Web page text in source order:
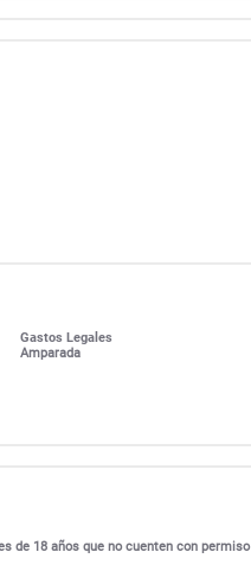
Gastos Legales
Amparada
de 18 años que no cuenten con permiso